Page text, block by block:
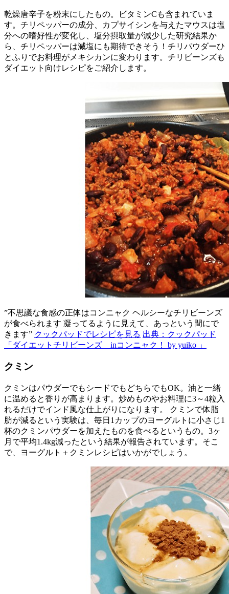
乾燥唐辛子を粉末にしたもの。ビタミンCも含まれていま
す。チリペッパーの成分、カプサイシンを与えたマウスは塩
分への嗜好性が変化し、塩分摂取量が減少した研究結果か
ら、チリペッパーは減塩にも期待できそう！チリパウダーひ
とふりでお料理がメキシカンに変わります。チリビーンズも
ダイエット向けレシピをご紹介します。
”不思議な食感の正体はコンニャク ヘルシーなチリビーンズ
が食べられます 凝ってるように見えて、あっという間にで
きます” クックパッドでレシピを見る 出典：クックパッド
「ダイエットチリビーンズ inコンニャク！ by yuiko 」
クミン
クミンはパウダーでもシードでもどちらでもOK。油と一緒
に温めると香りが高まります。炒めものやお料理に3～4粒入
れるだけでインド風な仕上がりになります。 クミンで体脂
肪が減るという実験は、毎日1カップのヨーグルトに小さじ1
杯のクミンパウダーを加えたものを食べるというもの。3ヶ
月で平均1.4kg減ったという結果が報告されています。そこ
で、ヨーグルト＋クミンレシピはいかがでしょう。